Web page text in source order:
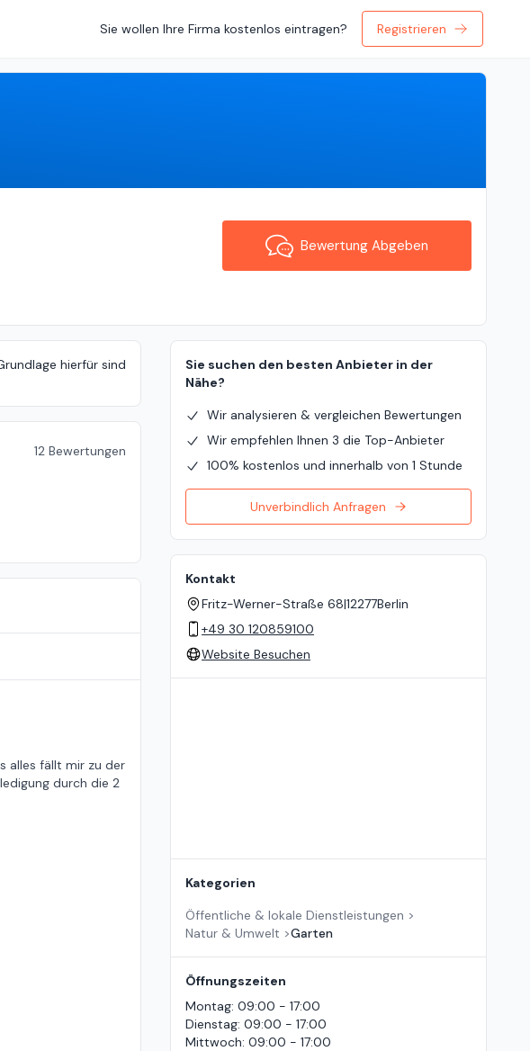
Sie wollen Ihre Firma kostenlos eintragen? Registrieren
Bewertung Abgeben
hierfür sind
12 Bewertungen
alles fällt mir zu der
durch die 2
Sie suchen den besten Anbieter in der
Nähe?
Wir analysieren & vergleichen Bewertungen
Wir empfehlen Ihnen 3 die Top-Anbieter
100% kostenlos und innerhalb von 1 Stunde
Unverbindlich Anfragen
Kontakt
Fritz-Werner-Straße 68|12277Berlin
+49 30 120859100
Website Besuchen
Kategorien
Öffentliche & lokale Dienstleistungen >
Natur & Umwelt >Garten
Öffnungszeiten
Montag: 09:00 - 17:00
Dienstag: 09:00 - 17:00
Mittwoch: 09:00 - 17:00